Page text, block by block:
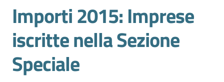
Camera
dell'Emilia
Gestire
l'impresa
Importi 2015: Imprese
iscritte nella Sezione
Speciale